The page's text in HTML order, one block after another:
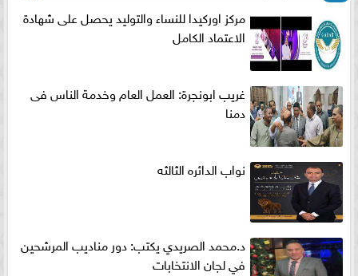
مركز اوركيدا للنساء والتوليد يحصل على شهادة
الاعتماد الكامل
غريب ابونجرة: العمل العام وخدمة الناس فى
دمنا
نواب الدائره الثالثه
د.محمد الصريدي يكتب: دور مناديب المرشحين
في لجان الانتخابات